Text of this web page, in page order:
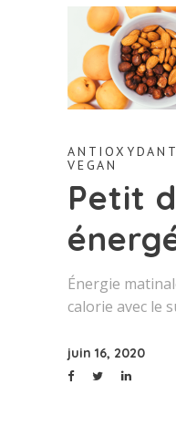
ANTIOXYDANT
VEGAN
Petit
Énergie
calorie avec le
juin 16, 2020